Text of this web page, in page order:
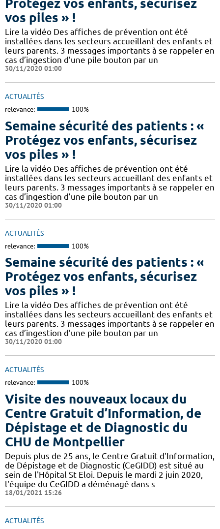
Protégez vos enfants, sécurisez
vos piles » !
Lire la vidéo Des affiches de prévention ont été
installées dans les secteurs accueillant des enfants et
leurs parents. 3 messages importants à se rappeler en
cas d’ingestion d’une pile bouton par un
30/11/2020 01:00
ACTUALITÉS
relevance: 100%
Semaine sécurité des patients : «
Protégez vos enfants, sécurisez
vos piles » !
Lire la vidéo Des affiches de prévention ont été
installées dans les secteurs accueillant des enfants et
leurs parents. 3 messages importants à se rappeler en
cas d’ingestion d’une pile bouton par un
30/11/2020 01:00
ACTUALITÉS
relevance: 100%
Semaine sécurité des patients : «
Protégez vos enfants, sécurisez
vos piles » !
Lire la vidéo Des affiches de prévention ont été
installées dans les secteurs accueillant des enfants et
leurs parents. 3 messages importants à se rappeler en
cas d’ingestion d’une pile bouton par un
30/11/2020 01:00
ACTUALITÉS
relevance: 100%
Visite des nouveaux locaux du
Centre Gratuit d’Information, de
Dépistage et de Diagnostic du
CHU de Montpellier
Depuis plus de 25 ans, le Centre Gratuit d'Information,
de Dépistage et de Diagnostic (CeGIDD) est situé au
sein de l'Hôpital St Eloi. Depuis le mardi 2 juin 2020,
l'équipe du CeGIDD a déménagé dans s
18/01/2021 15:26
ACTUALITÉS